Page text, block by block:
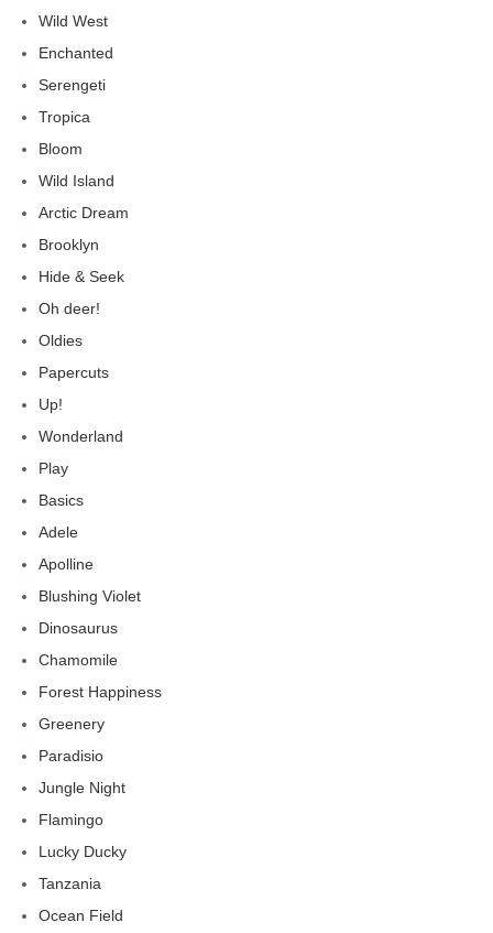
Wild West
Enchanted
Serengeti
Tropica
Bloom
Wild Island
Arctic Dream
Brooklyn
Hide & Seek
Oh deer!
Oldies
Papercuts
Up!
Wonderland
Play
Basics
Adele
Apolline
Blushing Violet
Dinosaurus
Chamomile
Forest Happiness
Greenery
Paradisio
Jungle Night
Flamingo
Lucky Ducky
Tanzania
Ocean Field